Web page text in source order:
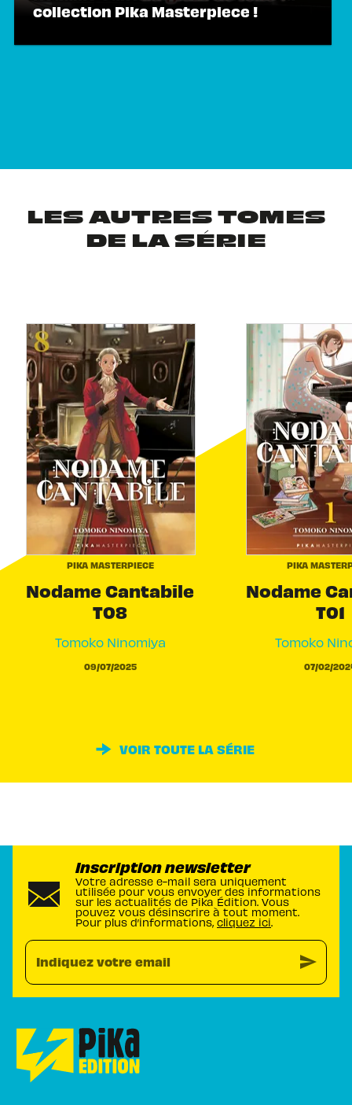
collection Pika Masterpiece !
LES AUTRES TOMES
DE LA SÉRIE
PIKA MASTERPIECE
Nodame Cantabile
T08
Tomoko Ninomiya
09/07/2025
PIKA
Nodame
T01
Tomoko
07/02/
VOIR TOUTE LA SÉRIE
Inscription newsletter
Votre adresse e-mail sera uniquement
utilisée pour vous envoyer des informations
sur les actualités de Pika Édition. Vous
pouvez vous désinscrire à tout moment.
Pour plus d’informations, cliquez ici.
Indiquez votre email send